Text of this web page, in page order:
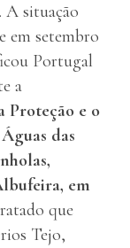
A situação
em setembro
Portugal
a
Proteção e o
das
em
que
Tejo,